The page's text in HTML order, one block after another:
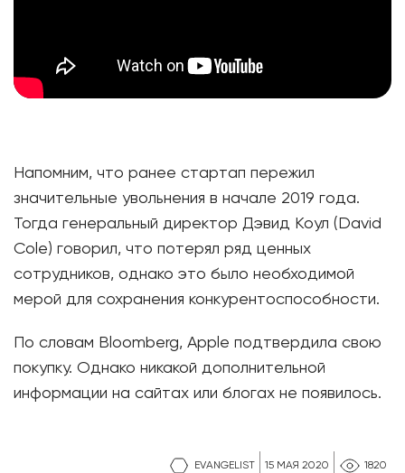
EVANGELIST 15 МАЯ 2020 1820
Напомним, что ранее стартап пережил
значительные увольнения в начале 2019 года.
Тогда генеральный директор Дэвид Коул (David
Cole) говорил, что потерял ряд ценных
сотрудников, однако это было необходимой
мерой для сохранения конкурентоспособности.
По словам Bloomberg, Apple подтвердила свою
покупку. Однако никакой дополнительной
информации на сайтах или блогах не появилось.